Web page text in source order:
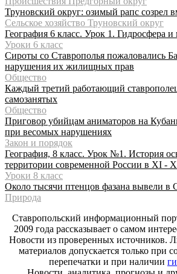
Труновский округ: озимый рапс созрел
Сельское хозяйство Труновский округ
География 6 класс. Урок 1. Гидросфера
Уроки 6 класс
Сироты со Ставрополья пожаловались
нарушения их жилищных прав
Общество
Каждый третий работающий
самозанятых
Общество
Приговор убийцам аниматоров на
при весомых нарушениях
Закон и порядок
География, 8 класс. Урок №1. История
территории современной России в XI -
Уроки 8 класс
Около тысячи птенцов фазана вывели в
Природа
Ставропольский информационный
2009 года рассказывает о самом
Новости из проверенных источников.
материалов допускается только при
перепечатки и при наличии